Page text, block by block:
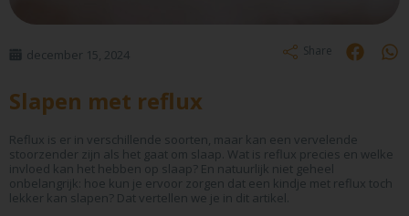
december 15, 2024 Share
Slapen met reflux
Reflux is er in verschillende soorten, maar kan een vervelende
stoorzender zijn als het gaat om slaap. Wat is reflux precies en welke
invloed kan het hebben op slaap? En natuurlijk niet geheel
onbelangrijk: hoe kun je ervoor zorgen dat een kindje met reflux toch
lekker kan slapen? Dat vertellen we je in dit artikel.